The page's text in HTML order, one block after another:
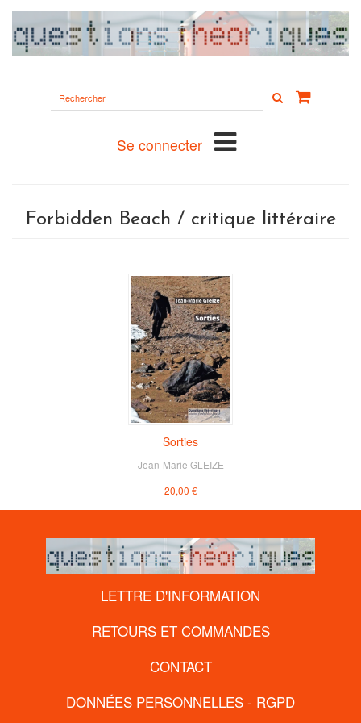
le
Se connecter
Forbidden Beach / critique littéraire
Sorties
Jean-Marie GLEIZE
20,00 €
LETTRE D'INFORMATION
RETOURS ET COMMANDES
CONTACT
DONNÉES PERSONNELLES - RGPD